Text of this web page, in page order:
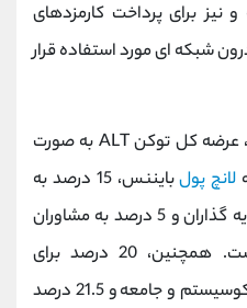
نیز برای پرداخت کارمزدهای
‌شبکه ‌ای مورد استفاده قرار
Altlayer، عرضه کل توکن ALT به صورت
لانچ ‌پول
بایننس، 15 درصد به
اعضای تیم، 18.5 درصد به سرمایه‌ گذاران و 5 درصد به مشاوران
استراتژیک اختصاص یافته است. همچنین، 20 درصد برای
توسعه پروتکل، 15 درصد برای اکوسیستم و جامعه و 21.5 درصد